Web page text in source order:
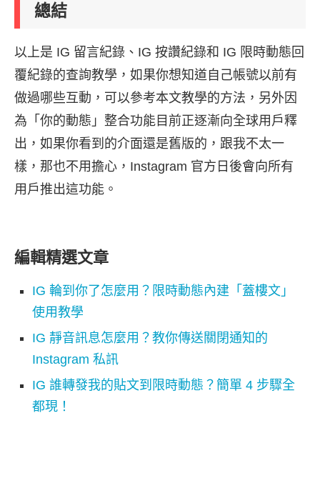
總結
以上是 IG 留言紀錄、IG 按讚紀錄和 IG 限時動態回
覆紀錄的查詢教學，如果你想知道自己帳號以前有
做過哪些互動，可以參考本文教學的方法，另外因
為「你的動態」整合功能目前正逐漸向全球用戶釋
出，如果你看到的介面還是舊版的，跟我不太一
樣，那也不用擔心，Instagram 官方日後會向所有
用戶推出這功能。
編輯精選文章
IG 輪到你了怎麼用？限時動態內建「蓋樓文」
使用教學
IG 靜音訊息怎麼用？教你傳送關閉通知的
Instagram 私訊
IG 誰轉發我的貼文到限時動態？簡單 4 步驟全
都現！